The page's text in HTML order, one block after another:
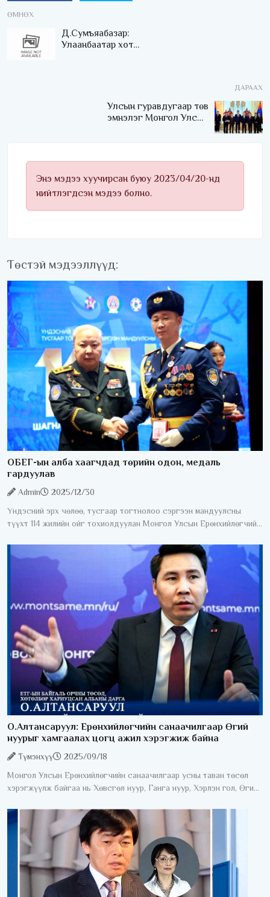
ӨМНӨХ
Д.Сумъяабазар:
Улаанбаатар хот
ДАРААХ
Улсын гуравдугаар төв
эмнэлэг Монгол Улсын
Энэ мэдээ хуучирсан буюу 2023/04/20-нд
нийтлэгдсэн мэдээ болно.
Төстэй мэдээллүүд:
ОБЕГ-ын алба хаагчдад төрийн одон, медаль
гардуулав
Admin
2025/12/30
Үндэсний эрх чөлөө, тусгаар тогтнолоо сэргээн мандуулсны
түүхт 114 жилийн ойг тохиолдуулан Монгол Улсын Ерөнхийлөгчийн
О.Алтансаруул: Ерөнхийлөгчийн санаачилгаар Өгий
нуурыг хамгаалах цогц ажил хэрэгжиж байна
Түмэнхүү
2025/09/18
Монгол Улсын Ерөнхийлөгчийн санаачилгаар усны таван төсөл
хэрэгжүүлж байгаа нь Хөвсгөл нуур, Ганга нуур, Хэрлэн гол, Өгий
Энэ удаад